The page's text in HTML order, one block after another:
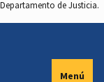
de Justicia.
Menú